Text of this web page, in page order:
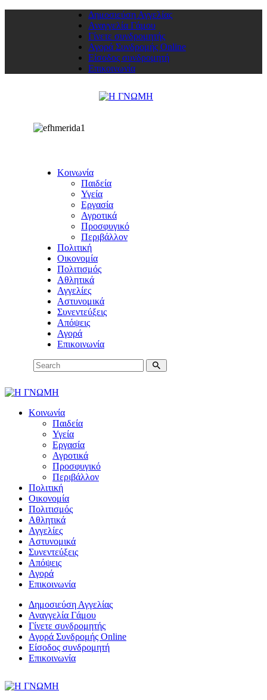
Δημοσιεύση Αγγελίας
Αναγγελία Γάμου
Γίνετε συνδρομητής
Αγορά Συνδρομής Online
Είσοδος συνδρομητή
Επικοινωνία
Κοινωνία
Παιδεία
Υγεία
Εργασία
Αγροτικά
Προσφυγικό
Περιβάλλον
Πολιτική
Οικονομία
Πολιτισμός
Αθλητικά
Αγγελίες
Αστυνομικά
Συνεντεύξεις
Απόψεις
Αγορά
Επικοινωνία
Κοινωνία
Παιδεία
Υγεία
Εργασία
Αγροτικά
Προσφυγικό
Περιβάλλον
Πολιτική
Οικονομία
Πολιτισμός
Αθλητικά
Αγγελίες
Αστυνομικά
Συνεντεύξεις
Απόψεις
Αγορά
Επικοινωνία
Δημοσιεύση Αγγελίας
Αναγγελία Γάμου
Γίνετε συνδρομητής
Αγορά Συνδρομής Online
Είσοδος συνδρομητή
Επικοινωνία